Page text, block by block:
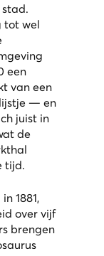
tot wel
een
van een
— en
juist in
de
tijd.
1881,
over vijf
brengen